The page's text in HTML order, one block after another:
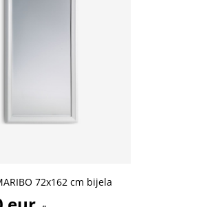
72x162 cm bijela